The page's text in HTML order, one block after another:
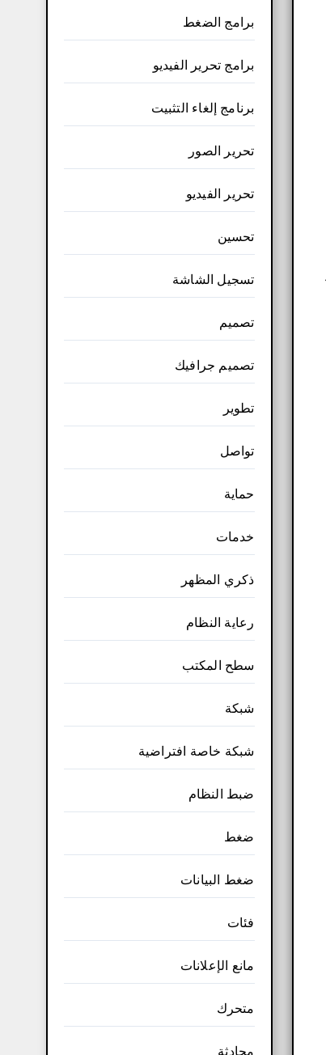
برامج الضغط
برامج تحرير الفيديو
برنامج إلغاء التثبيت
تحرير الصور
تحرير الفيديو
تحسين
تسجيل الشاشة
تصميم
تصميم جرافيك
تطوير
تواصل
حماية
خدمات
ذكري المظهر
رعاية النظام
سطح المكتب
شبكة
شبكة خاصة افتراضية
ضبط النظام
ضغط
ضغط البيانات
فئات
مانع الإعلانات
متحرك
محادثة